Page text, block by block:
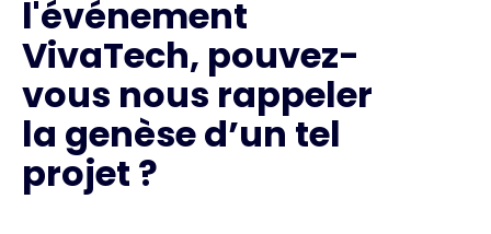
l'événement
VivaTech, pouvez-
vous nous rappeler
la genèse d’un tel
projet ?